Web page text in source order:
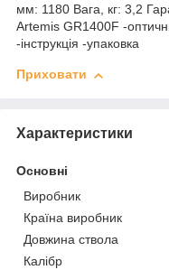
мм: 1180 Вага, кг: 3,2
Artemis GR1400F -
-інструкція -упаковка
Приховати
Характеристики
Основні
Виробник
Країна виробник
Довжина ствола
Калібр